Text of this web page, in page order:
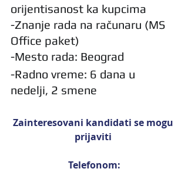
orijentisanost ka kupcima
-Znanje rada na računaru (MS
Office paket)
-Mesto rada: Beograd
-Radno vreme: 6 dana u
nedelji, 2 smene
Zainteresovani kandidati se mogu
prijaviti
Telefonom: